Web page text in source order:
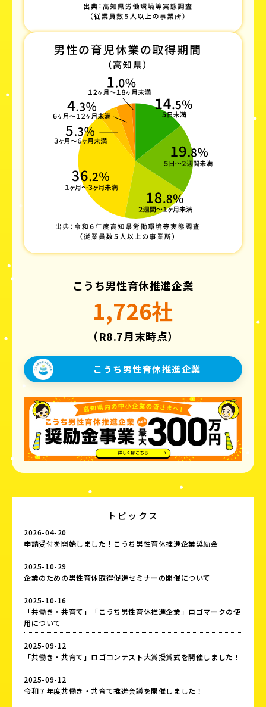
こうち男性育休推進企業
1,726社
（R8.7月末時点）
こうち男性育休推進企業
トピックス
2026-04-20
申請受付を開始しました！こうち男性育休推進企業奨励金
2025-10-29
企業のための男性育休取得促進セミナーの開催について
2025-10-16
「共働き・共育て」「こうち男性育休推進企業」ロゴマークの使
用について
2025-09-12
「共働き・共育て」ロゴコンテスト大賞授賞式を開催しました！
2025-09-12
令和７年度共働き・共育て推進会議を開催しました！